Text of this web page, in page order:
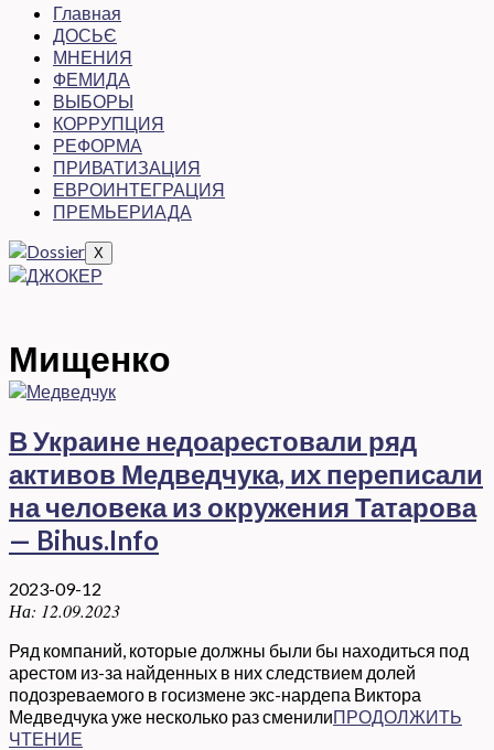
Главная
ДОСЬЄ
МНЕНИЯ
ФЕМИДА
ВЫБОРЫ
КОРРУПЦИЯ
РЕФОРМА
ПРИВАТИЗАЦИЯ
ЕВРОИНТЕГРАЦИЯ
ПРЕМЬЕРИАДА
X
Мищенко
В Украине недоарестовали ряд
активов Медведчука, их переписали
на человека из окружения Татарова
— Bihus.Info
2023-09-12
На: 12.09.2023
Ряд компаний, которые должны были бы находиться под
арестом из-за найденных в них следствием долей
подозреваемого в госизмене экс-нардепа Виктора
Медведчука уже несколько раз сменилиПРОДОЛЖИТЬ
ЧТЕНИЕ